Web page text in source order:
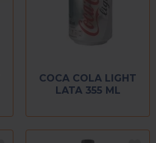
COCA COLA LIGHT
LATA 355 ML